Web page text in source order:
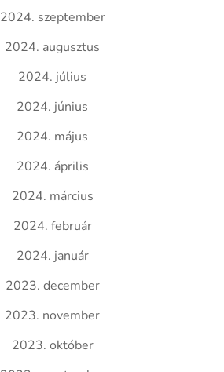
2024. szeptember
2024. augusztus
2024. július
2024. június
2024. május
2024. április
2024. március
2024. február
2024. január
2023. december
2023. november
2023. október